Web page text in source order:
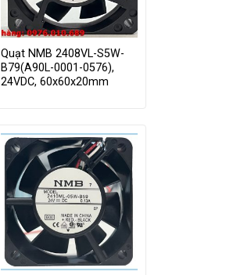
Quạt NMB 2408VL-S5W-
B79(A90L-0001-0576),
24VDC, 60x60x20mm